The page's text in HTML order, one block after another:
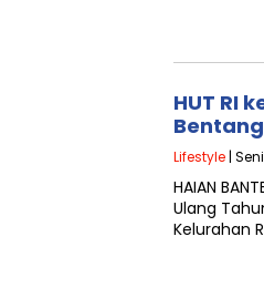
HUT RI
Lifestyle |
HAIAN
Ulang
Kelurahan